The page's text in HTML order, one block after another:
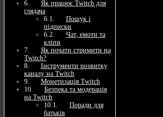
Як працює Twitch для
глядача
Пошук і
підписки
Чат, емоти та
кліпи
Як почати стримити на
Twitch?
Інструменти розвитку
каналу на Twitch
Монетизація Twitch
Безпека та модерація
на Twitch
Поради для
батьків